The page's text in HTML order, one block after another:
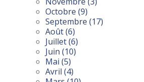
Octobre (9)
Septembre (17)
Août(6)
Juillet(6)
Juin (10)
Mai (5)
Avril (4)